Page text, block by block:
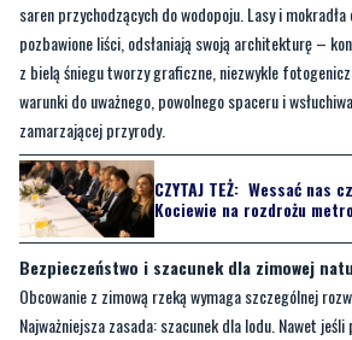
saren przychodzących do wodopoju. Lasy i
pozbawione liści, odsłaniają swoją architekturę –
z bielą śniegu tworzy graficzne, niezwykle
warunki do uważnego, powolnego spaceru i
zamarzającej przyrody.
CZYTAJ TEŻ: Wessać nas
Kociewie na rozdrożu
Bezpieczeństwo i szacunek dla zimowej
Obcowanie z zimową rzeką wymaga szczególnej
Najważniejsza zasada: szacunek dla lodu. Nawet